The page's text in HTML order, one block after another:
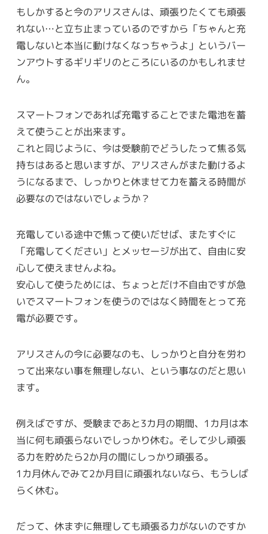
もしかすると今のアリスさんは、頑張りたくても頑張
れない…と立ち止まっているのですから「ちゃんと充
電しないと本当に動けなくなっちゃうよ」というバー
ンアウトするギリギリのところにいるのかもしれませ
ん。
スマートフォンであれば充電することでまた電池を蓄
えて使うことが出来ます。
これと同じように、今は受験前でどうしたって焦る気
持ちはあると思いますが、アリスさんがまた動けるよ
うになるまで、しっかりと休ませて力を蓄える時間が
必要なのではないでしょうか？
充電している途中で焦って使いだせば、またすぐに
「充電してください」とメッセージが出て、自由に安
心して使えませんよね。
安心して使うためには、ちょっとだけ不自由ですが急
いでスマートフォンを使うのではなく時間をとって充
電が必要です。
アリスさんの今に必要なのも、しっかりと自分を労わ
って出来ない事を無理しない、という事なのだと思い
ます。
例えばですが、受験まであと3カ月の期間、1カ月は本
当に何も頑張らないでしっかり休む。そして少し頑張
る力を貯めたら2か月の間にしっかり頑張る。
1カ月休んでみて2か月目に頑張れないなら、もうしば
らく休む。
だって、休まずに無理しても頑張る力がないのですか